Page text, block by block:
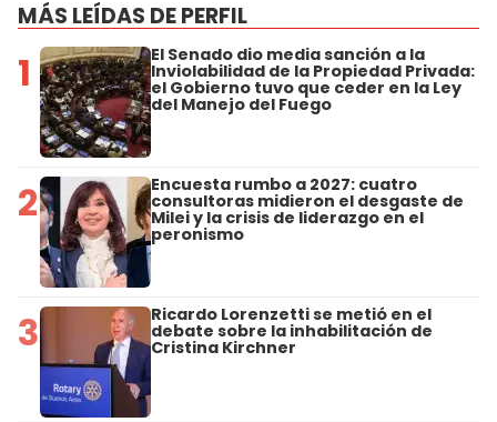
MÁS LEÍDAS DE PERFIL
1 El Senado dio media sanción a la
Inviolabilidad de la Propiedad Privada:
el Gobierno tuvo que ceder en la Ley
del Manejo del Fuego
2 Encuesta rumbo a 2027: cuatro
consultoras midieron el desgaste de
Milei y la crisis de liderazgo en el
peronismo
3 Ricardo Lorenzetti se metió en el
debate sobre la inhabilitación de
Cristina Kirchner